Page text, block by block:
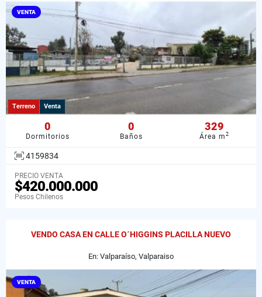
VENTA
Terreno Venta
0
Dormitorios
0
Baños
329
Área m2
4159834
PRECIO VENTA
$420.000.000
Pesos Chilenos
VENDO CASA EN CALLE O´HIGGINS PLACILLA NUEVO
En: Valparaíso, Valparaiso
VENTA